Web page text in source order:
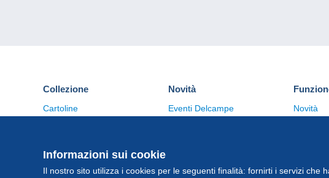
Informazioni sui cookie
Il nostro sito utilizza i cookies per le seguenti finalità: fornirti i servizi che
Collezione
Cartoline
Altre collezioni
Novità
Eventi Delcampe
Novità